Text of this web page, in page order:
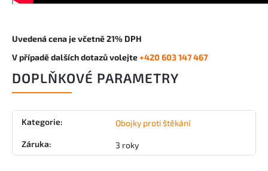
Uvedená cena je včetně 21% DPH
V případě dalších dotazů volejte+420 603 147 467
DOPLŇKOVÉ PARAMETRY
Kategorie: Obojky proti štěkání
Záruka: 3 roky